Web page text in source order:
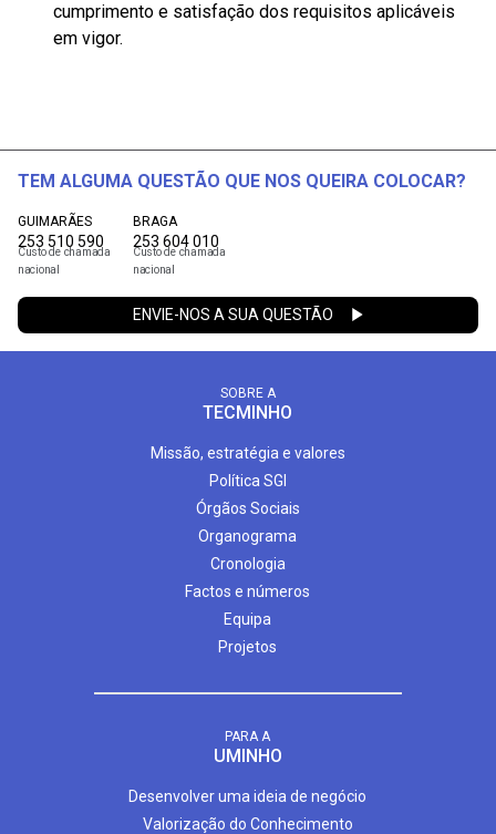
cumprimento e satisfação dos requisitos aplicáveis
em vigor.
TEM ALGUMA QUESTÃO QUE NOS QUEIRA COLOCAR?
GUIMARÃES
253 510 590
Custo de chamada
nacional
BRAGA
253 604 010
Custo de chamada
nacional
ENVIE-NOS A SUA QUESTÃO
SOBRE A
TECMINHO
Missão, estratégia e valores
Política SGI
Órgãos Sociais
Organograma
Cronologia
Factos e números
Equipa
Projetos
PARA A
UMINHO
Desenvolver uma ideia de negócio
Valorização do Conhecimento